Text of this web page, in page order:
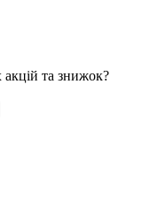
та знижок?